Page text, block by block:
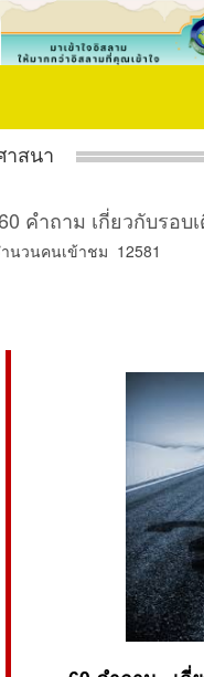
าสนา
คำถาม เกี่ยวกับรอบ
นวนคนเข้าชม 12581